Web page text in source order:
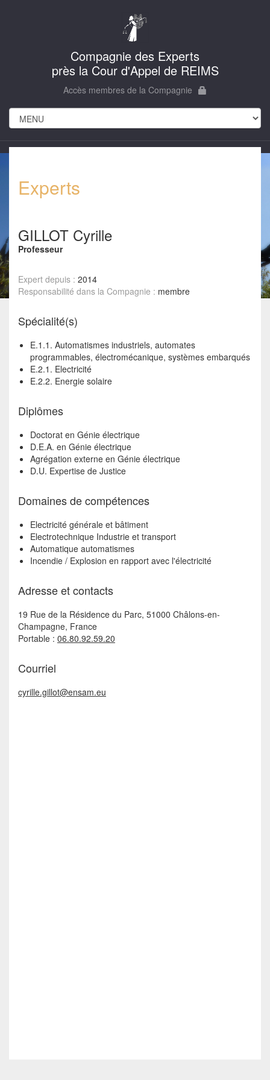
Compagnie des Experts
près la Cour d'Appel de REIMS
Accès membres de la Compagnie
Experts
GILLOT Cyrille
Professeur
Expert depuis : 2014
Responsabilité dans la Compagnie : membre
Spécialité(s)
E.1.1. Automatismes industriels, automates
programmables, électromécanique, systèmes embarqués
E.2.1. Electricité
E.2.2. Energie solaire
Diplômes
Doctorat en Génie électrique
D.E.A. en Génie électrique
Agrégation externe en Génie électrique
D.U. Expertise de Justice
Domaines de compétences
Electricité générale et bâtiment
Electrotechnique Industrie et transport
Automatique automatismes
Incendie / Explosion en rapport avec l'électricité
Adresse et contacts
19 Rue de la Résidence du Parc, 51000 Châlons-en-
Champagne, France
Portable : 06.80.92.59.20
Courriel
cyrille.gillot@ensam.eu